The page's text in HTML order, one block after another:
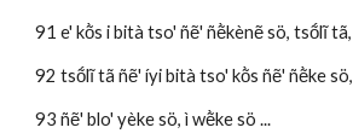
91 e' kõ̀s i bità tso' ñẽ' ñẽ̀kènẽ sö, tsṍlĩ tã,
92 tsṍlĩ tã ñẽ' íyi bità tso' kõ̀s ñẽ' ñẽ̀ke sö,
93 ñẽ' blo' yèke sö, ì wẽ̀ke sö ...